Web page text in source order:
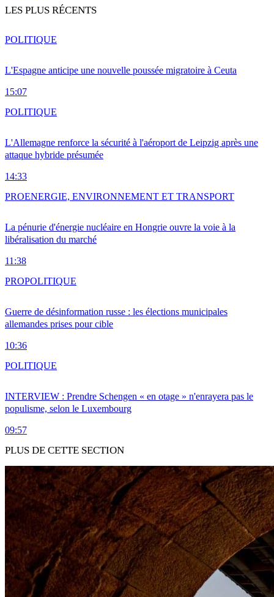
LES PLUS RÉCENTS
L'Espagne anticipe une nouvelle poussée migratoire à Ceuta
15:07
POLITIQUE
L'Allemagne renforce la sécurité à l'aéroport de Leipzig après une
attaque hybride présumée
14:33
POLITIQUE
La pénurie d'énergie nucléaire en Hongrie ouvre la voie à la
libéralisation du marché
11:38
PROENERGIE, ENVIRONNEMENT ET TRANSPORT
Guerre de désinformation russe : les élections municipales
allemandes prises pour cible
10:36
PROPOLITIQUE
INTERVIEW : Prendre Schengen « en otage » n'enrayera pas le
populisme, selon le Luxembourg
09:57
POLITIQUE
PLUS DE CETTE SECTION